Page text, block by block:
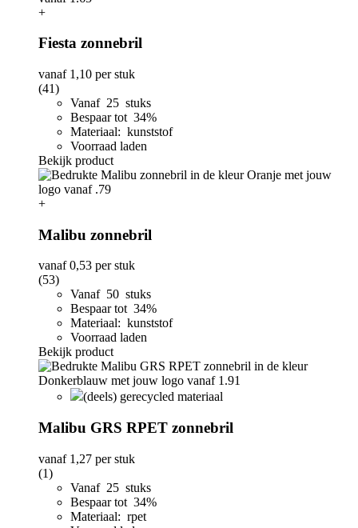
+
Fiesta zonnebril
vanaf 1,10 per stuk
(41)
Vanaf 25 stuks
Bespaar tot 34%
Materiaal: kunststof
Voorraad laden
Bekijk product
+
Malibu zonnebril
vanaf0,53 per stuk
(53)
Vanaf 50 stuks
Bespaar tot 34%
Materiaal: kunststof
Voorraad laden
Bekijk product
(deels) gerecycled materiaal
Malibu GRS RPET zonnebril
vanaf 1,27 per stuk
(1)
Vanaf 25 stuks
Bespaar tot 34%
Materiaal: rpet